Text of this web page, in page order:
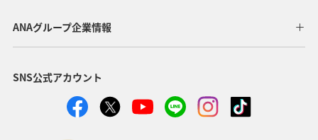
ANAグループ企業情報
SNS公式アカウント